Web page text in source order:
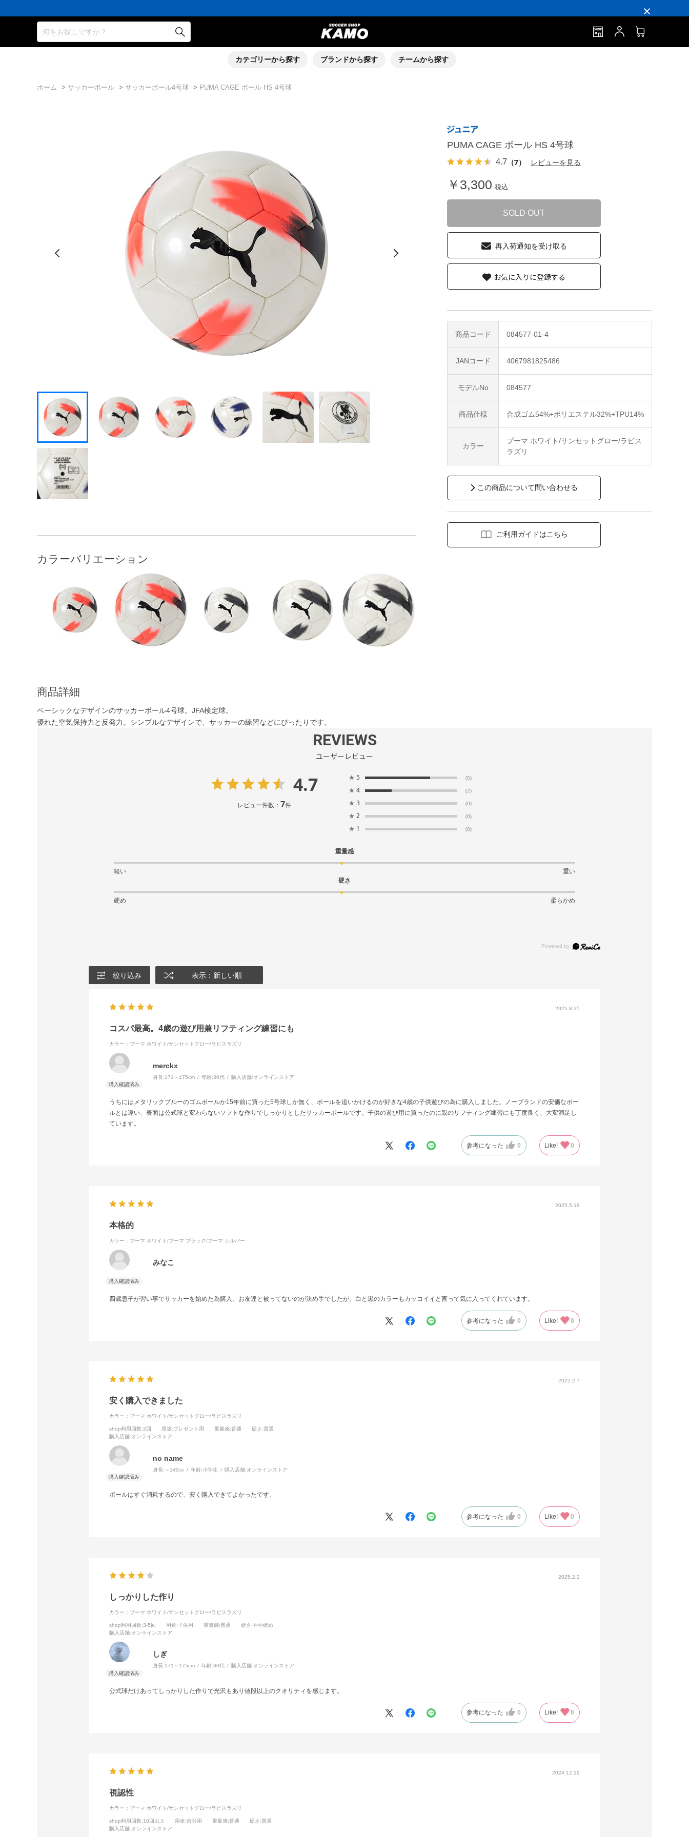
会員の方にはお誕生月に「10％OFFクーポン」プレゼント！
16,000円(税込)以上でシューズケースプレゼント！
3,300円(税込)以上で送料無料！
ポイント還元率5％！プレミア会員は7％
会員の方にはお誕生月に「10％OFFクーポン」プレゼント！
何をお探しですか？
カテゴリーから探す ブランドから探す チームから探す
ホーム > サッカーボール > サッカーボール4号球 > PUMA CAGE ボール HS 4号球
カラーバリエーション
商品詳細
ベーシックなデザインのサッカーボール4号球。JFA検定球。
優れた空気保持力と反発力。シンプルなデザインで、サッカーの練習などにぴったりです。
PUMA CAGE ボール HS 4号球
4.7 （7） レビューを見る
￥3,300 税込
SOLD OUT
再入荷通知を受け取る
商品コード 084577-01-4
JANコード 4067981825486
モデルNo 084577
商品仕様 合成ゴム54%+ポリエステル32%+TPU14%
カラー
プーマ ホワイト/サンセットグロー/ラピス
ラズリ
この商品について問い合わせる
ご利用ガイドはこちら
お気に入りに登録する
REVIEWS
ユーザーレビュー
4.7
レビュー件数： 7件
★ 5 (5)
★ 4 (2)
★ 3 (0)
★ 2 (0)
★ 1 (0)
重量感
軽い
重い
硬さ
硬め 柔らかめ
絞り込み 表示：新しい順
2025.8.25
コスパ最高。4歳の遊び用兼リフティング練習にも
カラー：プーマ ホワイト/サンセットグロー/ラピスラズリ
merckx
身長:171～175cm 年齢:30代 購入店舗:オンラインストア
うちにはメタリックブルーのゴムボールか15年前に買った5号球しか無く、ボールを追いかけるのが好きな4歳の子供遊びの為に購入しました。ノーブランドの安価なボー
ルとは違い、表面は公式球と変わらないソフトな作りでしっかりとしたサッカーボールです。子供の遊び用に買ったのに親のリフティング練習にも丁度良く、大変満足し
ています。
参考になった 0 Like! 0
2025.5.19
本格的
カラー：プーマ ホワイト/プーマ ブラック/プーマ シルバー
みなこ
四歳息子が習い事でサッカーを始めた為購入。お友達と被ってないのが決め手でしたが、白と黒のカラーもカッコイイと言って気に入ってくれています。
参考になった 0 Like! 0
2025.2.7
安く購入できました
カラー：プーマ ホワイト/サンセットグロー/ラピスラズリ
shop利用回数:2回 用途:プレゼント用 重量感:普通 硬さ :普通
購入店舗:オンラインストア
no name
身長: ～140㎝ 年齢:小学生 購入店舗:オンラインストア
ボールはすぐ消耗するので、安く購入できてよかったです。
参考になった 0 Like! 0
2025.2.2
しっかりした作り
カラー：プーマ ホワイト/サンセットグロー/ラピスラズリ
shop利用回数:3-5回 用途:子供用 重量感:普通 硬さ :やや硬め
購入店舗:オンラインストア
しぎ
身長:171～175cm 年齢:30代 購入店舗:オンラインストア
公式球だけあってしっかりした作りで光沢もあり値段以上のクオリティを感じます。
参考になった 0 Like! 0
2024.12.29
視認性
カラー：プーマ ホワイト/サンセットグロー/ラピスラズリ
shop利用回数:10回以上 用途:自分用 重量感:普通 硬さ :普通
購入店舗:オンラインストア